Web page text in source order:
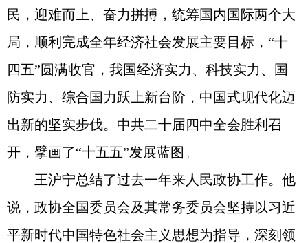
民，迎难而上、奋力拼搏，统筹国内国际两个大
局，顺利完成全年经济社会发展主要目标，“十
四五”圆满收官，我国经济实力、科技实力、国
防实力、综合国力跃上新台阶，中国式现代化迈
出新的坚实步伐。中共二十届四中全会胜利召
开，擘画了“十五五”发展蓝图。
王沪宁总结了过去一年来人民政协工作。他
说，政协全国委员会及其常务委员会坚持以习近
平新时代中国特色社会主义思想为指导，深刻领